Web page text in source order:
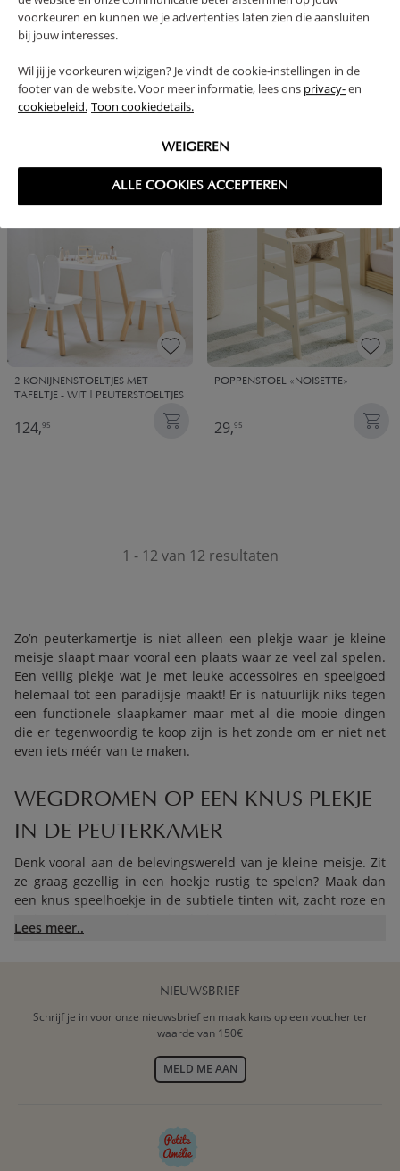
voorkeuren en kunnen we je advertenties laten zien die aansluiten
bij jouw interesses.
Wil jij je voorkeuren wijzigen? Je vindt de cookie-instellingen in de
footer van de website. Voor meer informatie, lees ons privacy-en
cookiebeleid. Toon cookiedetails.
WEIGEREN
ALLE COOKIES ACCEPTEREN
69,
2 KONIJNENSTOELTJES MET
TAFELTJE - WIT | PEUTERSTOELTJES
124,95
POPPENSTOEL «NOISETTE»
29,95
1 - 12 van 12 resultaten
Zo’n peuterkamertje is niet alleen een plekje waar je kleine
meisje slaapt maar vooral een plaats waar ze veel zal spelen.
Een veilig plekje wat je met leuke accessoires en speelgoed
helemaal tot een paradijsje maakt! Er is natuurlijk niks tegen
een functionele slaapkamer maar met al die mooie dingen
die er tegenwoordig te koop zijn is het zonde om er niet net
even iets méér van te maken.
WEGDROMEN OP EEN KNUS PLEKJE
IN DE PEUTERKAMER
Denk vooral aan de belevingswereld van je kleine meisje. Zit
ze graag gezellig in een hoekje rustig te spelen? Maak dan
een knus speelhoekje in de subtiele tinten wit, zacht roze en
prachtigpeuterbureau
met je knuffel en een kijkboekje waar je zachtjes wegdroomt
met zachte stofjes en een comfortabel vloerkleed. Met een
mooie voile boven dat hoekje maak je de meisjeskamer
om daar je vriendinnetje uit te nodigen voor het drinken van
een roosvicee’tje met een koekje. Lekker weggekropen zonder
KIES VOOR EEN PEUTERKAMER DIE
Lees meer..
NIEUWSBRIEF
Schrijf je in voor onze nieuwsbrief en maak kans op een voucher ter
waarde van 150€
MELD ME AAN